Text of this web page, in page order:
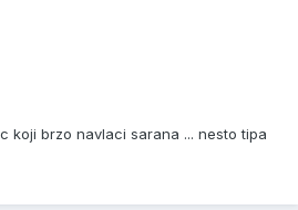
koji brzo navlaci sarana ... nesto tipa